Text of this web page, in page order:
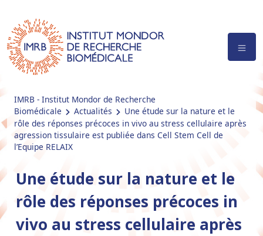
IMRB - Institut Mondor de Recherche
Biomédicale
Actualités
Une étude sur la nature et le
rôle des réponses précoces in vivo au stress cellulaire après
agression tissulaire est publiée dans Cell Stem Cell de
l’Equipe RELAIX
Une étude sur la nature et le
rôle des réponses précoces in
vivo au stress cellulaire après